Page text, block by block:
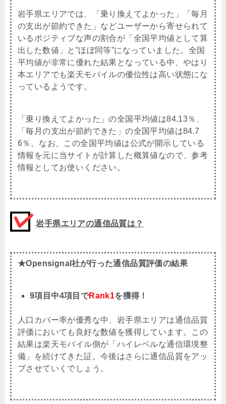
岩手県エリアでは、「乗り換えてよかった」「毎月
の支出が節約できた」などユーザーから寄せられて
いるポジティブな声の割合が「全国平均値として算
出した数値」と”ほぼ同等”になっていました。全国
平均値が非常に優れた結果となっている中、やはり
本エリアでも楽天モバイルの優位性は高い状態にな
っているようです。
「乗り換えてよかった」の全国平均値は84.13％、
「毎月の支出が節約できた」の全国平均値は84.7
6％。なお、この全国平均値は公式が開示している
情報を元に当サイトが計算した概算値なので、参考
情報としてお使いください。
岩手県エリアの通信品質は？
★Opensignal社が行った通信品質評価の結果
9項目中4項目でRank1を獲得！
人口カバー率が優秀な中、岩手県エリアは通信品質
評価においても良好な数値を獲得しています。この
結果は楽天モバイル側が「ハイレベルな通信環境整
備」を続けてきた証。今後はさらに通信品質をアッ
プさせていくでしょう。